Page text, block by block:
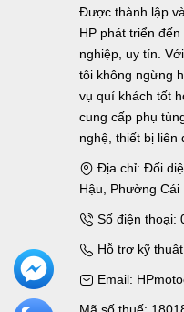
Được thành lập
HP phát triển
nghiệp, uy tín.
tôi không ngừng
vụ quí khách tốt
cung cấp phụ
nghệ, thiết bị liên
Địa chỉ: Đối
Hậu, Phường Cái
Số điện thoại:
Hỗ trợ kỹ
Email:
Mã số thuế: